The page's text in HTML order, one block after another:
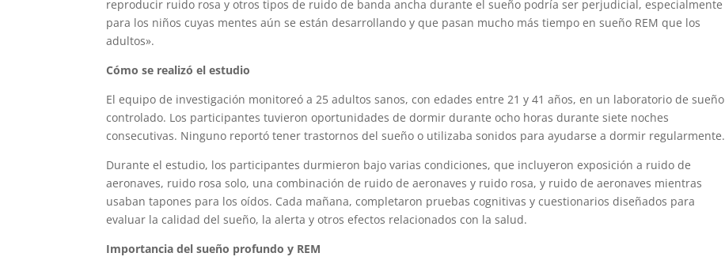
reproducir ruido rosa y otros tipos de ruido de banda ancha durante el sueño podría ser perjudicial, especialmente
para los niños cuyas mentes aún se están desarrollando y que pasan mucho más tiempo en sueño REM que los
adultos».
Cómo se realizó el estudio
El equipo de investigación monitoreó a 25 adultos sanos, con edades entre 21 y 41 años, en un laboratorio de sueño
controlado. Los participantes tuvieron oportunidades de dormir durante ocho horas durante siete noches
consecutivas. Ninguno reportó tener trastornos del sueño o utilizaba sonidos para ayudarse a dormir regularmente.
Durante el estudio, los participantes durmieron bajo varias condiciones, que incluyeron exposición a ruido de
aeronaves, ruido rosa solo, una combinación de ruido de aeronaves y ruido rosa, y ruido de aeronaves mientras
usaban tapones para los oídos. Cada mañana, completaron pruebas cognitivas y cuestionarios diseñados para
evaluar la calidad del sueño, la alerta y otros efectos relacionados con la salud.
Importancia del sueño profundo y REM